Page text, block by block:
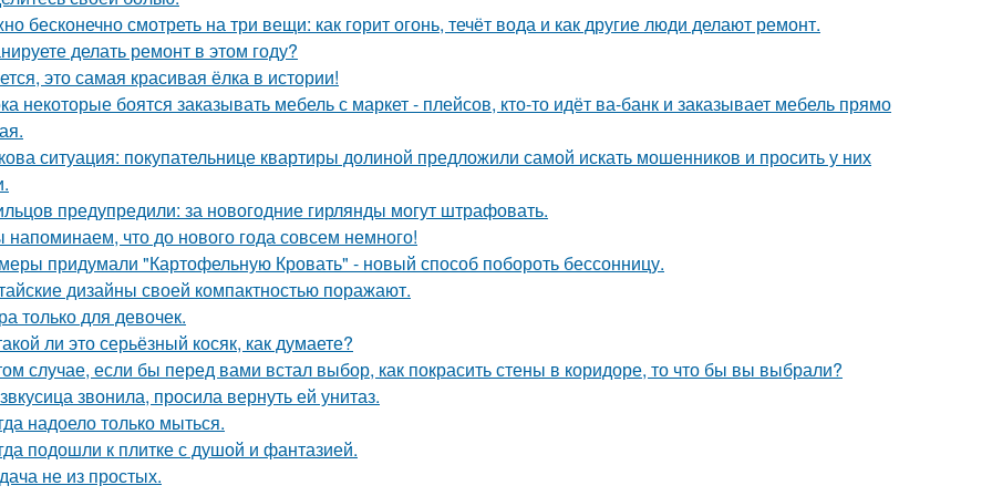
бесконечно смотреть на три вещи: как горит огонь, течёт вода и как другие люди делают ремонт.
делать ремонт в этом году?
это самая красивая ёлка в истории!
некоторые боятся заказывать мебель с маркет - плейсов, кто-то идёт ва-банк и заказывает мебель прямо
ситуация: покупательнице квартиры долиной предложили самой искать мошенников и просить у них
предупредили: за новогодние гирлянды могут штрафовать.
что до нового года совсем немного!
придумали "Картофельную Кровать" - новый способ побороть бессонницу.
дизайны своей компактностью поражают.
только для девочек.
ли это серьёзный косяк, как думаете?
случае, если бы перед вами встал выбор, как покрасить стены в коридоре, то что бы вы выбрали?
звонила, просила вернуть ей унитаз.
надоело только мыться.
подошли к плитке с душой и фантазией.
не из простых.